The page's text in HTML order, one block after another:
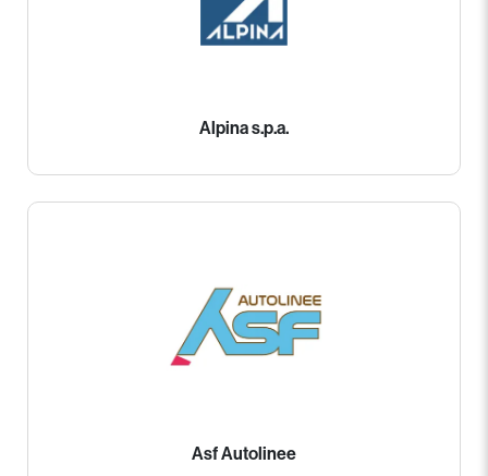
Alpina s.p.a.
Asf Autolinee